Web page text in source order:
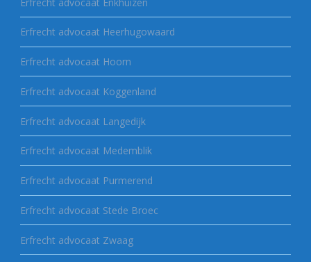
Erfrecht advocaat Heerhugowaard
Erfrecht advocaat Hoorn
Erfrecht advocaat Koggenland
Erfrecht advocaat Langedijk
Erfrecht advocaat Medemblik
Erfrecht advocaat Purmerend
Erfrecht advocaat Stede Broec
Erfrecht advocaat Zwaag